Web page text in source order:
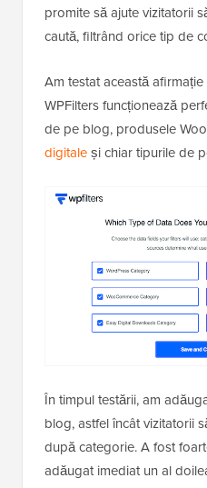
promite să ajute vizitatorii
caută, filtrând orice tip de
Am testat această
WPFilters funcționează
de pe blog, produsele
digitaleși chiar tipurile de
În timpul testării, am
blog, astfel încât vizitatorii
după categorie. A fost
adăugat imediat un al